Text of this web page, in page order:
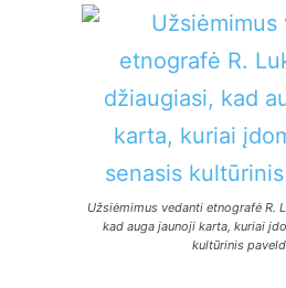
Užsiėmimus vedanti etnografė R.
kad auga jaunoji karta, kuriai
kultūrinis